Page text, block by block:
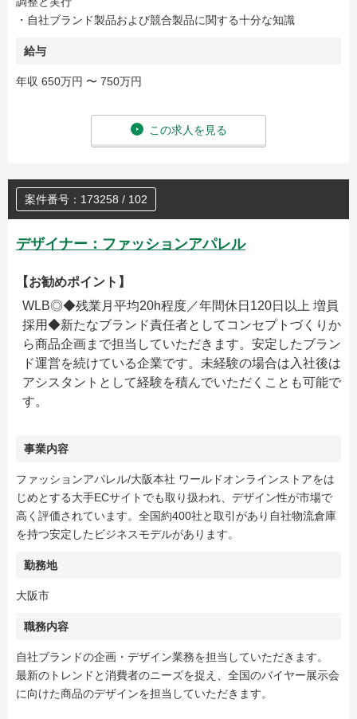
・自社ブランド製品および競合製品に関する十分な知識
給与
年収 650万円 〜 750万円
この求人を見る
案件番号：173258 / 102
デザイナー：ファッションアパレル
【お勧めポイント】
WLB◎◆残業月平均20h程度／年間休日120日以上 増員
採用◆新たなブランド責任者としてコンセプトづくりか
ら商品企画まで担当していただきます。安定したブラン
ド運営を続けている企業です。未経験の場合は入社後は
アシスタントとして経験を積んでいただくことも可能で
す。
事業内容
ファッションアパレル/大阪本社 ワールドオンラインストアをは
じめとする大手ECサイトでも取り扱われ、デザイン性が市場で
高く評価されています。全国約400社と取引があり自社物流倉庫
を持つ安定したビジネスモデルがあります。
勤務地
大阪市
職務内容
自社ブランドの企画・デザイン業務を担当していただきます。
最新のトレンドと消費者のニーズを捉え、全国のバイヤー展示会
に向けた商品のデザインを担当していただきます。